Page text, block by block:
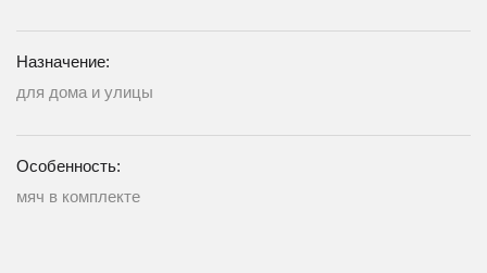
Назначение:
для дома и улицы
Особенность:
мяч в комплекте